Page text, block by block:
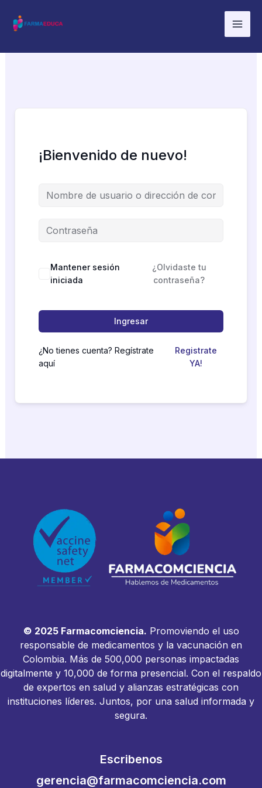
contenido
¡Bienvenido de nuevo!
Mantener sesión
iniciada
¿Olvidaste tu
contraseña?
Ingresar
¿No tienes cuenta? Regístrate
aquí
Registrate
YA!
© 2025 Farmacomciencia. Promoviendo el uso
responsable de medicamentos y la vacunación en
Colombia. Más de 500,000 personas impactadas
digitalmente y 10,000 de forma presencial. Con el respaldo
de expertos en salud y alianzas estratégicas con
instituciones líderes. Juntos, por una salud informada y
segura.
Escribenos
gerencia@farmacomciencia.com